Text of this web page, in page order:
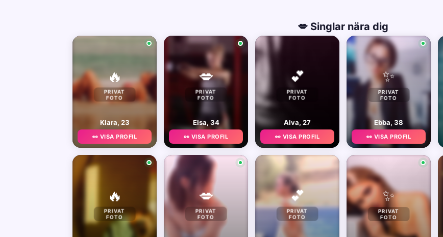
💋 Singlar nära dig
🔥
PRIVAT
FOTO
Klara, 23
👀 VISA PROFIL
💋
PRIVAT
FOTO
Elsa, 34
👀 VISA PROFIL
💕
PRIVAT
FOTO
Alva, 27
👀 VISA PROFIL
✨
PRIVAT
FOTO
Ebba, 38
👀 VISA PROFIL
🔥
PRIVAT
FOTO
💋
PRIVAT
FOTO
💕
PRIVAT
FOTO
✨
PRIVAT
FOTO